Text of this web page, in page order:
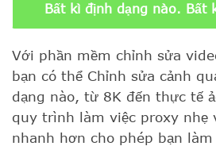
Bất kì định dạng nào. Bất
Với phần mềm chỉnh sửa
bạn có thể Chỉnh sửa cảnh
dạng nào, từ 8K đến thực tế
quy trình làm việc proxy nhẹ
nhanh hơn cho phép bạn